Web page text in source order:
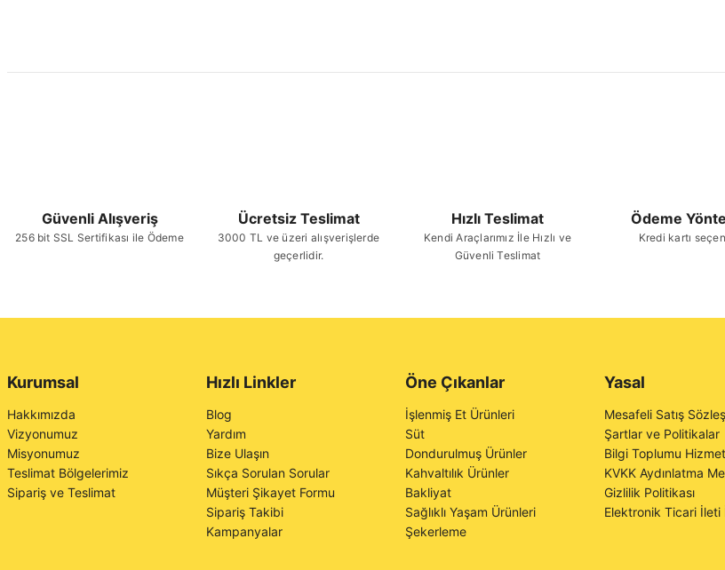
Ürün bilgilerinde hatalar bulunuyor.
Güvenli Alışveriş
256 bit SSL Sertifikası ile Ödeme
Ücretsiz Teslimat
3000 TL ve üzeri alışverişlerde
geçerlidir.
Hızlı Teslimat
Kendi Araçlarımız İle Hızlı ve
Güvenli Teslimat
Ödeme
Kredi kartı
Kurumsal
Hakkımızda
Vizyonumuz
Misyonumuz
Teslimat Bölgelerimiz
Sipariş ve Teslimat
Hızlı Linkler
Blog
Yardım
Bize Ulaşın
Sıkça Sorulan Sorular
Müşteri Şikayet Formu
Sipariş Takibi
Kampanyalar
Öne Çıkanlar
İşlenmiş Et Ürünleri
Süt
Dondurulmuş Ürünler
Kahvaltılık Ürünler
Bakliyat
Sağlıklı Yaşam Ürünleri
Şekerleme
Yasal
Mesafeli Satış
Şartlar ve Politikalar
Bilgi Toplumu
KVKK Aydınlatma
Gizlilik Politikası
Elektronik Ticari İleti